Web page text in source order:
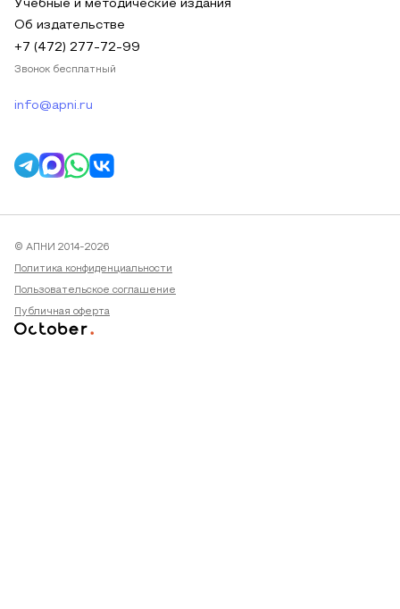
Учебные и методические издания
Об издательстве
+7 (472) 277-72-99
Звонок бесплатный
info@apni.ru
© АПНИ 2014-2026
Политика конфиденциальности
Пользовательское соглашение
Публичная оферта